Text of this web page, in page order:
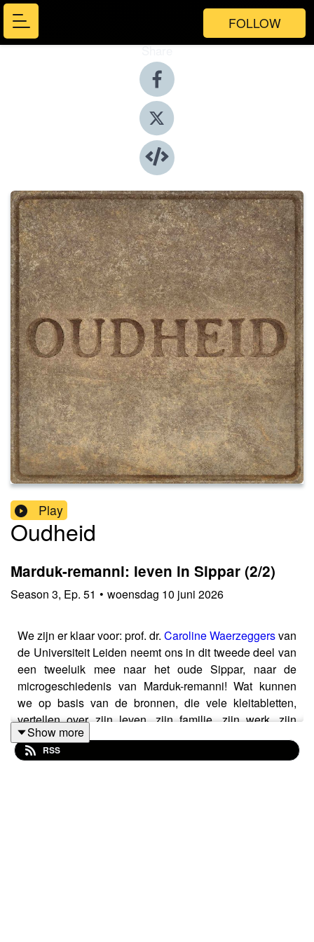
FOLLOW
Share
Play
Oudheid
Marduk-remanni: leven in Sippar (2/2)
Season 3, Ep. 51 • woensdag 10 juni 2026
We zijn er klaar voor: prof. dr. Caroline Waerzeggersvan
de Universiteit Leiden neemt ons in dit tweede deel van
een tweeluik mee naar het oude Sippar, naar de
microgeschiedenis van Marduk-remanni! Wat kunnen
we op basis van de bronnen, die vele kleitabletten,
vertellen over zijn leven, zijn familie, zijn werk, zijn
contacten en meer? En van welke gebeurtenissen
binnen het Perzische Rijk was Marduk-remanni
Show more
RSS